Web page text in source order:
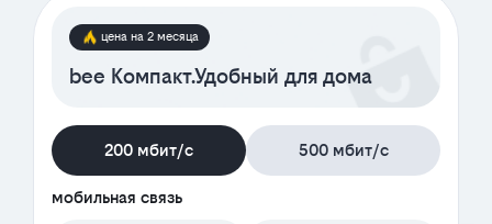
цена на 2 месяца
bee Компакт.Удобный для дома
200 мбит/с 500 мбит/с
мобильная связь